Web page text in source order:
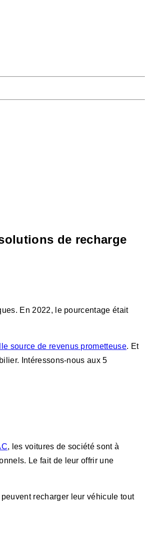
de recharge
En 2022, le pourcentage était
source de revenus prometteuse. Et
Intéressons-nous aux 5
, les voitures de société sont à
Le fait de leur offrir une
recharger leur véhicule tout